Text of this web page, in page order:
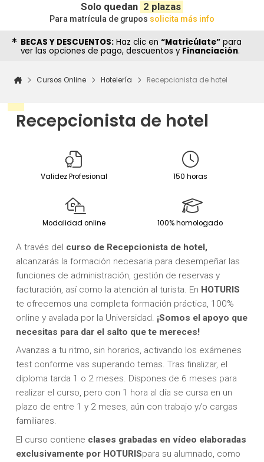
Recepcionista de hotel
Validez Profesional 150 horas
Modalidad online 100% homologado
A través del curso de Recepcionista de hotel,
alcanzarás la formación necesaria para desempeñar las
funciones de administración, gestión de reservas y
facturación, así como la atención al turista. En HOTURIS
te ofrecemos una completa formación práctica, 100%
online y avalada por la Universidad. ¡Somos el apoyo que
necesitas para dar el salto que te mereces!
Avanzas a tu ritmo, sin horarios, activando los exámenes
test conforme vas superando temas. Tras finalizar, el
diploma tarda 1 o 2 meses. Dispones de 6 meses para
realizar el curso, pero con 1 hora al día se cursa en un
plazo de entre 1 y 2 meses, aún con trabajo y/o cargas
familiares.
El curso contiene clases grabadas en vídeo elaboradas
exclusivamente por HOTURISpara su alumnado, como
Solo quedan 2 plazas
Para matrícula de grupos solicita más info
BECAS Y DESCUENTOS: Haz clic en “Matricúlate” para
ver las opciones de pago, descuentos y Financiación.
Cursos Online Hotelería Recepcionista de hotel